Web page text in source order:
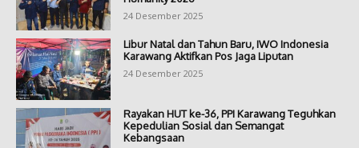
24 Desember 2025
Libur Natal dan Tahun Baru, IWO Indonesia
Karawang Aktifkan Pos Jaga Liputan
24 Desember 2025
Rayakan HUT ke-36, PPI Karawang Teguhkan
Kepedulian Sosial dan Semangat
Kebangsaan